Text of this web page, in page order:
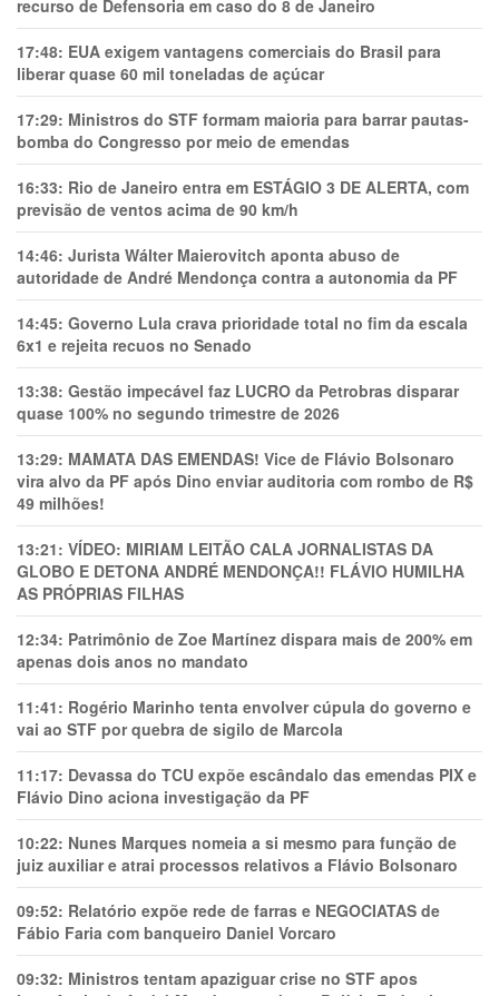
recurso de Defensoria em caso do 8 de Janeiro
17:48: EUA exigem vantagens comerciais do Brasil para
liberar quase 60 mil toneladas de açúcar
17:29: Ministros do STF formam maioria para barrar pautas-
bomba do Congresso por meio de emendas
16:33: Rio de Janeiro entra em ESTÁGIO 3 DE ALERTA, com
previsão de ventos acima de 90 km/h
14:46: Jurista Wálter Maierovitch aponta abuso de
autoridade de André Mendonça contra a autonomia da PF
14:45: Governo Lula crava prioridade total no fim da escala
6x1 e rejeita recuos no Senado
13:38: Gestão impecável faz LUCRO da Petrobras disparar
quase 100% no segundo trimestre de 2026
13:29: MAMATA DAS EMENDAS! Vice de Flávio Bolsonaro
vira alvo da PF após Dino enviar auditoria com rombo de R$
49 milhões!
13:21: VÍDEO: MIRIAM LEITÃO CALA JORNALISTAS DA
GLOBO E DETONA ANDRÉ MENDONÇA!! FLÁVIO HUMILHA
AS PRÓPRIAS FILHAS
12:34: Patrimônio de Zoe Martínez dispara mais de 200% em
apenas dois anos no mandato
11:41: Rogério Marinho tenta envolver cúpula do governo e
vai ao STF por quebra de sigilo de Marcola
11:17: Devassa do TCU expõe escândalo das emendas PIX e
Flávio Dino aciona investigação da PF
10:22: Nunes Marques nomeia a si mesmo para função de
juiz auxiliar e atrai processos relativos a Flávio Bolsonaro
09:52: Relatório expõe rede de farras e NEGOCIATAS de
Fábio Faria com banqueiro Daniel Vorcaro
09:32: Ministros tentam apaziguar crise no STF apos